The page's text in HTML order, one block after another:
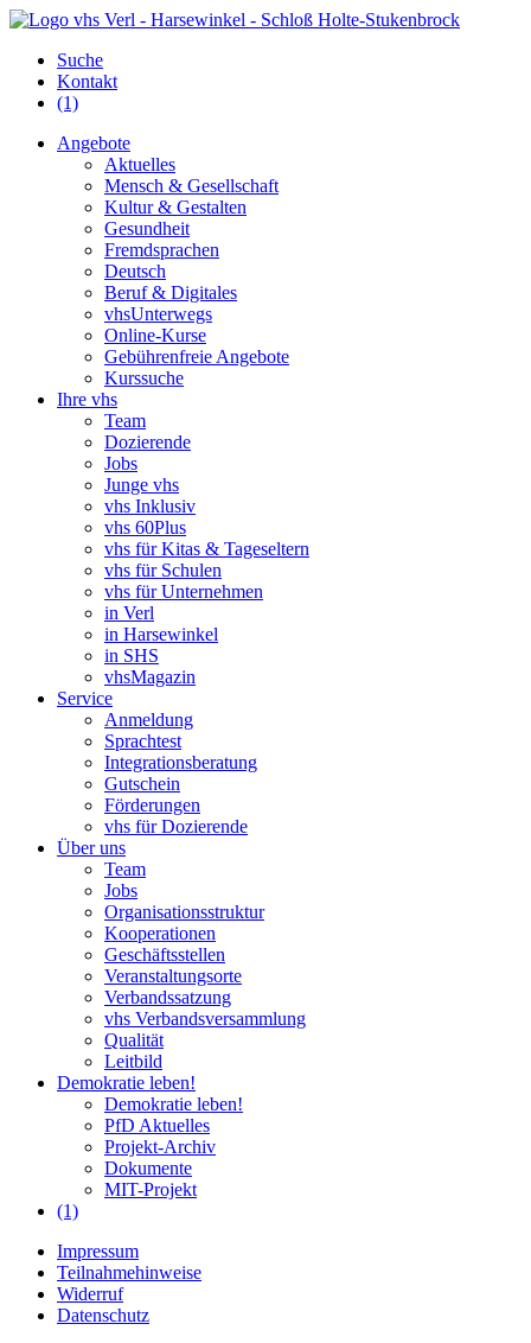
Suche
Kontakt
(1)
Angebote
Aktuelles
Mensch & Gesellschaft
Kultur & Gestalten
Gesundheit
Fremdsprachen
Deutsch
Beruf & Digitales
vhsUnterwegs
Online-Kurse
Gebührenfreie Angebote
Kurssuche
Ihre vhs
Team
Dozierende
Jobs
Junge vhs
vhs Inklusiv
vhs 60Plus
vhs für Kitas & Tageseltern
vhs für Schulen
vhs für Unternehmen
in Verl
in Harsewinkel
in SHS
vhsMagazin
Service
Anmeldung
Sprachtest
Integrationsberatung
Gutschein
Förderungen
vhs für Dozierende
Über uns
Team
Jobs
Organisationsstruktur
Kooperationen
Geschäftsstellen
Veranstaltungsorte
Verbandssatzung
vhs Verbandsversammlung
Qualität
Leitbild
Demokratie leben!
Demokratie leben!
PfD Aktuelles
Projekt-Archiv
Dokumente
MIT-Projekt
(1)
Impressum
Teilnahmehinweise
Widerruf
Datenschutz